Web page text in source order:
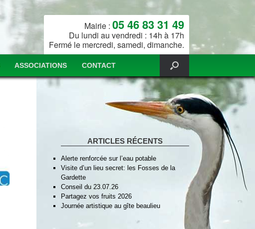
Mairie : 05 46 83 31 49
Du lundi au vendredi : 14h à 17h
Fermé le mercredi, samedi, dimanche.
ASSOCIATIONS CONTACT
ARTICLES RÉCENTS
Alerte renforcée sur l’eau potable
Visite d’un lieu secret: les Fosses de la
Gardette
Conseil du 23.07.26
Partagez vos fruits 2026
Journée artistique au gîte beaulieu